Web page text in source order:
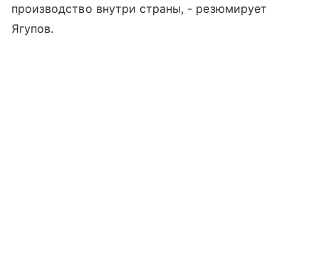
производство внутри страны, - резюмирует
Ягупов.